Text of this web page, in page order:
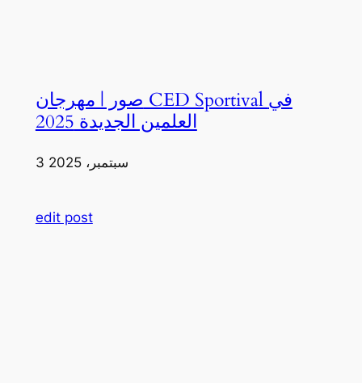
صور | مهرجان CED Sportival في
العلمين الجديدة 2025
3 سبتمبر، 2025
edit post